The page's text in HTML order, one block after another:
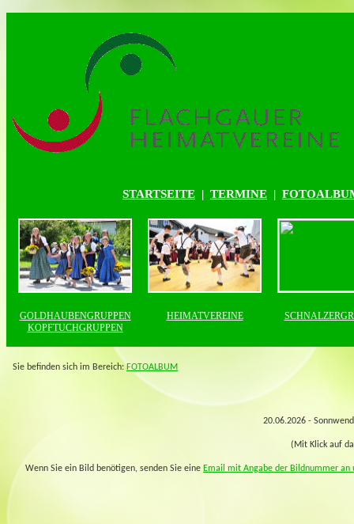
STARTSEITE | TERMINE |
GOLDHAUBENGRUPPEN
KOPFTUCHGRUPPEN
HEIMATVEREINE
Sie befinden sich im Bereich:FOTOALBUM
20.06.2026 -
(Mit Klick auf
Wenn Sie ein Bild benötigen, senden Sie eine Email mit Angabe der Bildnummer an